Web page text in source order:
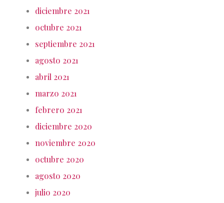
diciembre 2021
octubre 2021
septiembre 2021
agosto 2021
abril 2021
marzo 2021
febrero 2021
diciembre 2020
noviembre 2020
octubre 2020
agosto 2020
julio 2020